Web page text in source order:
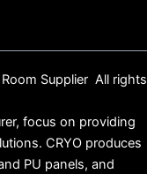
Supplier All rights
focus on providing
CRYO produces
PU panels, and